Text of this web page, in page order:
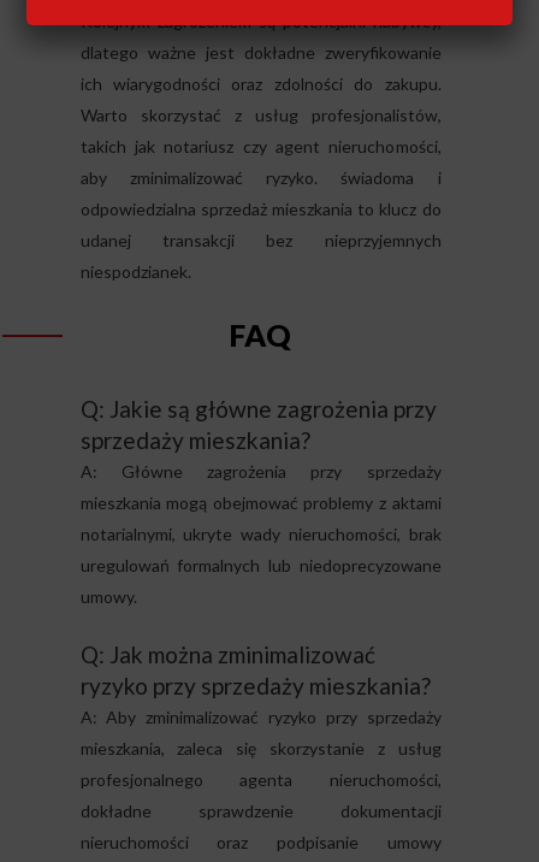
Kolejnym zagrożeniem są potencjalni nabywcy,
dlatego ważne jest dokładne zweryfikowanie
ich wiarygodności oraz zdolności do zakupu.
Warto skorzystać z usług profesjonalistów,
takich jak notariusz czy agent nieruchomości,
aby zminimalizować ryzyko. świadoma i
odpowiedzialna sprzedaż mieszkania to klucz do
udanej transakcji bez nieprzyjemnych
niespodzianek.
FAQ
Q: Jakie są główne zagrożenia przy
sprzedaży mieszkania?
A: Główne zagrożenia przy sprzedaży
mieszkania mogą obejmować problemy z aktami
notarialnymi, ukryte wady nieruchomości, brak
uregulowań formalnych lub niedoprecyzowane
umowy.
Q: Jak można zminimalizować
ryzyko przy sprzedaży mieszkania?
A: Aby zminimalizować ryzyko przy sprzedaży
mieszkania, zaleca się skorzystanie z usług
profesjonalnego agenta nieruchomości,
dokładne sprawdzenie dokumentacji
nieruchomości oraz podpisanie umowy